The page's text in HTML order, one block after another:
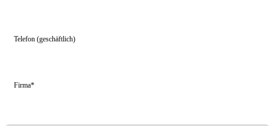
Telefon (geschäftlich)
Firma*